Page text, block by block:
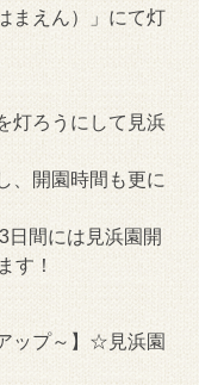
まえん）」にて灯
灯ろうにして見浜
、開園時間も更に
日間には見浜園開
す！
ップ～】 ☆見浜園